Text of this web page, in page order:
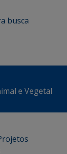
busca
e Vegetal